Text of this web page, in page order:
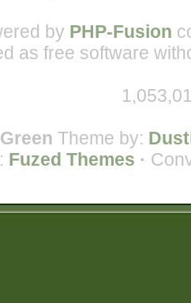
by PHP-Fusion
as free software
Theme by:
Fuzed Themes ·